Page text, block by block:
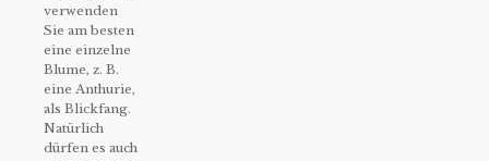
verwenden
Sie am besten
eine einzelne
Blume, z. B.
eine Anthurie,
als Blickfang.
Natürlich
dürfen es auch